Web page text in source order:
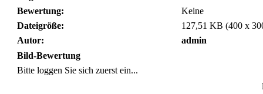
Bewertung:
Keine
Dateigröße:
127,51 KB (400 x
Autor:
admin
Bild-Bewertung
Bitte loggen Sie sich zuerst ein...